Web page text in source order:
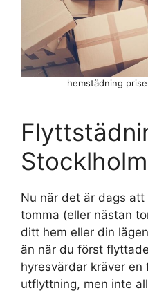
Stocklholm
Nu när det är dags
tomma (eller nästan
ditt hem eller din
än när du först
hyresvärdar kräver
utflyttning, men inte
hemstädning